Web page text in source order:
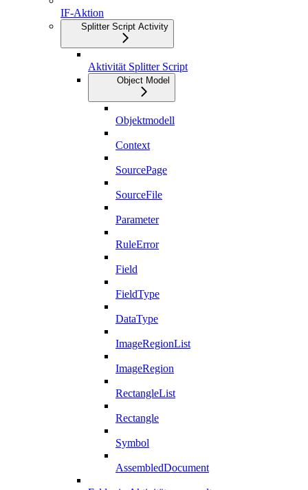
IF-Aktion
Splitter Script Activity
Aktivität Splitter Script
Object Model
Objektmodell
Context
SourcePage
SourceFile
Parameter
RuleError
Field
FieldType
DataType
ImageRegionList
ImageRegion
RectangleList
Rectangle
Symbol
AssembledDocument